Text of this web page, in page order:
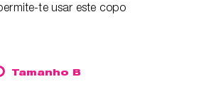
te usar este copo
Tamanho B